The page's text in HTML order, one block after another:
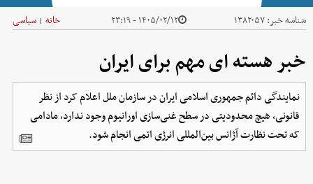
شناسه خبر:۱۳۸۲۰۵۷ ۱۴۰۵/۰۲/۱۲ - ۲۳:۱۹ خانه | سیاسی
خبر هسته ای مهم برای ایران
نمایندگی دائم جمهوری اسلامی ایران در سازمان ملل اعلام کرد از نظر
قانونی، هیچ محدودیتی در سطح غنی‌سازی اورانیوم وجود ندارد، مادامی
که تحت نظارت آژانس بین‌المللی انرژی اتمی انجام شود.